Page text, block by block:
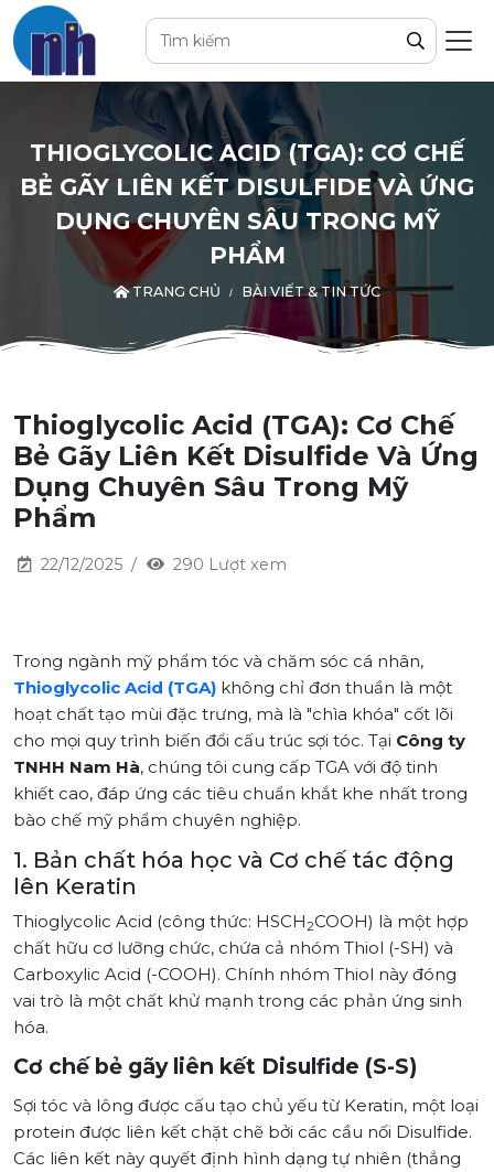
THIOGLYCOLIC ACID (TGA): CƠ CHẾ
BẺ GÃY LIÊN KẾT DISULFIDE VÀ ỨNG
DỤNG CHUYÊN SÂU TRONG MỸ
PHẨM
TRANG CHỦ BÀI VIẾT & TIN TỨC
Thioglycolic Acid (TGA): Cơ Chế
Bẻ Gãy Liên Kết Disulfide Và Ứng
Dụng Chuyên Sâu Trong Mỹ
Phẩm
22/12/2025 290 Lượt xem
Trong ngành mỹ phẩm tóc và chăm sóc cá nhân,
Thioglycolic Acid (TGA) không chỉ đơn thuần là một
hoạt chất tạo mùi đặc trưng, mà là "chìa khóa" cốt lõi
cho mọi quy trình biến đổi cấu trúc sợi tóc. Tại Công ty
TNHH Nam Hà, chúng tôi cung cấp TGA với độ tinh
khiết cao, đáp ứng các tiêu chuẩn khắt khe nhất trong
bào chế mỹ phẩm chuyên nghiệp.
1. Bản chất hóa học và Cơ chế tác động
lên Keratin
Thioglycolic Acid (công thức: HSCH2COOH) là một hợp
chất hữu cơ lưỡng chức, chứa cả nhóm Thiol (-SH) và
Carboxylic Acid (-COOH). Chính nhóm Thiol này đóng
vai trò là một chất khử mạnh trong các phản ứng sinh
hóa.
Cơ chế bẻ gãy liên kết Disulfide (S-S)
Sợi tóc và lông được cấu tạo chủ yếu từ Keratin, một loại
protein được liên kết chặt chẽ bởi các cầu nối Disulfide.
Các liên kết này quyết định hình dạng tự nhiên (thẳng